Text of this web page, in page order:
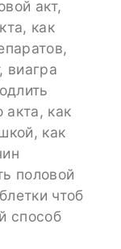
акт,
как
виагра
акта, как
как
половой
чтоб
способ